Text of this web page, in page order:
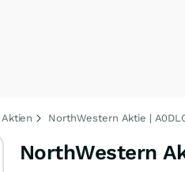
Aktien NorthWestern Aktie |
NorthWestern